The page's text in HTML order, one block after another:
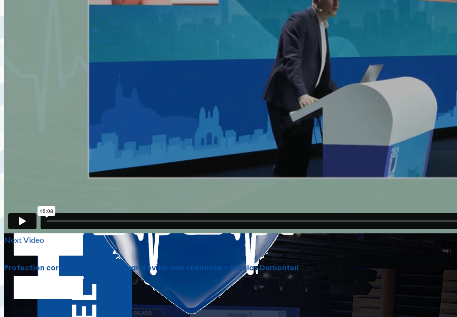
Next Video
Protection coronaire per-tavi : quand éviter une cheminée – Nicolas Dumonteil